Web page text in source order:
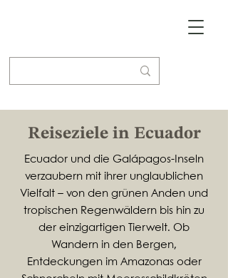
Reiseziele in Ecuador
Ecuador und die Galápagos-Inseln
verzaubern mit ihrer unglaublichen
Vielfalt – von den grünen Anden und
tropischen Regenwäldern bis hin zu
der einzigartigen Tierwelt. Ob
Wandern in den Bergen,
Entdeckungen im Amazonas oder